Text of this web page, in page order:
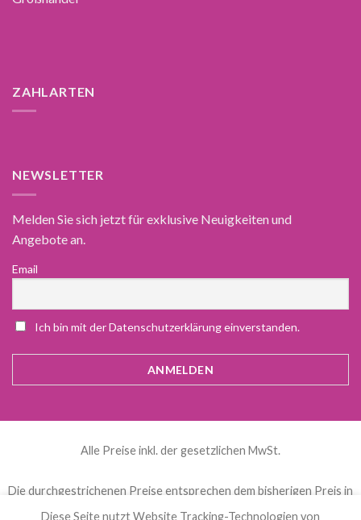
ZAHLARTEN
NEWSLETTER
Melden Sie sich jetzt für exklusive Neuigkeiten und
Angebote an.
Email
Ich bin mit der Datenschutzerklärung einverstanden.
Alle Preise inkl. der gesetzlichen MwSt.
Die durchgestrichenen Preise entsprechen dem bisherigen Preis in
diesem Online-Shop.
Diese Seite nutzt Website Tracking-Technologien von